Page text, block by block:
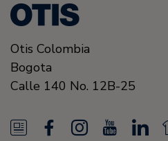
Otis Colombia
Bogota
Calle 140 No. 12B-25
N
I
L